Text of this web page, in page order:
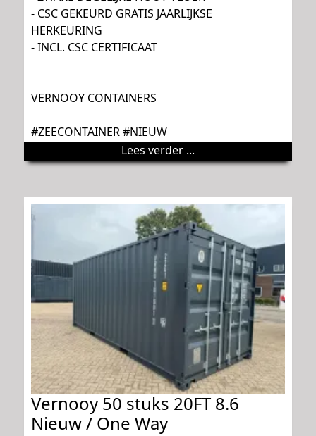
- CSC GEKEURD GRATIS JAARLIJKSE
HERKEURING
- INCL. CSC CERTIFICAAT
VERNOOY CONTAINERS
#ZEECONTAINER #NIEUW
Lees verder ...
Vernooy 50 stuks 20FT 8.6
Nieuw / One Way